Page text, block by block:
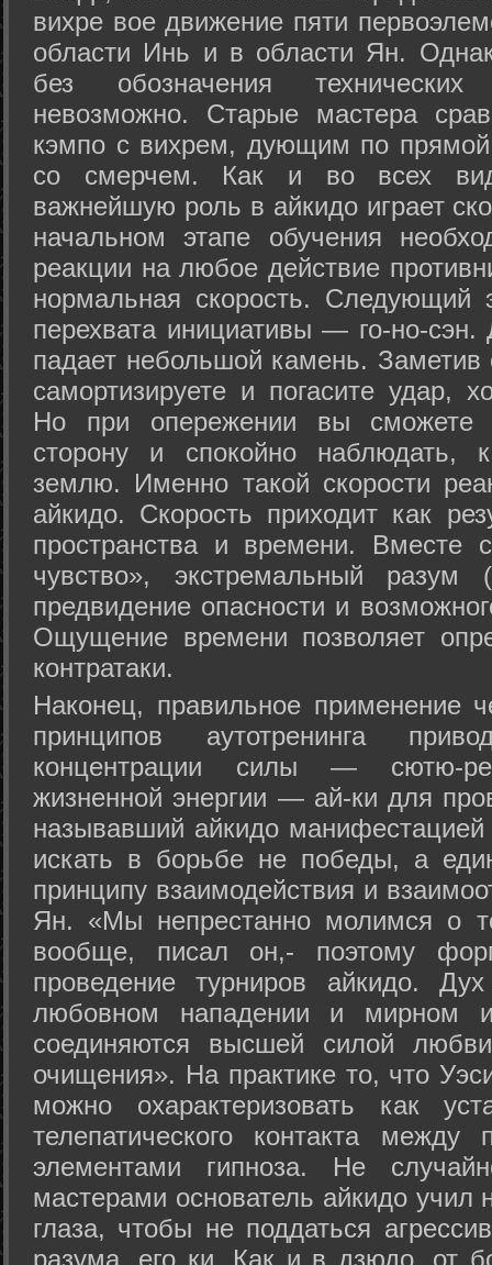
вихре вое движение пяти
области Инь и в области Ян.
без обозначения
невозможно. Старые мастера
кэмпо с вихрем, дующим по
со смерчем. Как и во всех
важнейшую роль в айкидо играет
начальном этапе обучения
реакции на любое действие
нормальная скорость.
перехвата инициативы — го-но-
падает небольшой камень.
самортизируете и погасите удар,
Но при опережении вы сможете
сторону и спокойно наблюдать,
землю. Именно такой скорости
айкидо. Скорость приходит как
пространства и времени. Вместе
чувство», экстремальный разум
предвидение опасности и
Ощущение времени позволяет
контратаки.
Наконец, правильное применение
принципов аутотренинга
концентрации силы — сютю-
жизненной энергии — ай-ки для
называвший айкидо
искать в борьбе не победы, а
принципу взаимодействия и
Ян. «Мы непрестанно молимся о
вообще, писал он,- поэтому
проведение турниров айкидо.
любовном нападении и мирном
соединяются высшей силой
очищения». На практике то, что
можно охарактеризовать как
телепатического контакта между
элементами гипноза. Не
мастерами основатель айкидо учил
глаза, чтобы не поддаться
разума, его ки. Как и в дзюдо, от